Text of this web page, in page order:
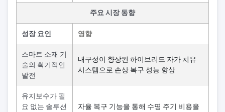
주요 시장 동향
성장 요인 영향
스마트 소재 기
술의 획기적인
발전
내구성이 향상된 하이브리드 자가 치유
시스템으로 손상 복구 성능 향상
유지보수가 필
요 없는 솔루션
자율 복구 기능을 통해 수명 주기 비용을